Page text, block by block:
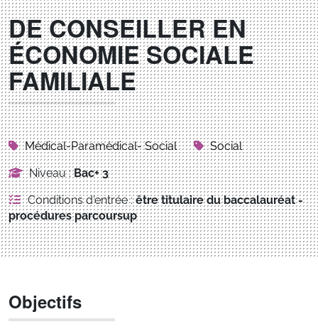
DE CONSEILLER EN
ÉCONOMIE SOCIALE
FAMILIALE
Médical-Paramédical- Social
Social
Niveau :Bac+ 3
Conditions d'entrée :être titulaire du baccalauréat -
procédures parcoursup
Objectifs